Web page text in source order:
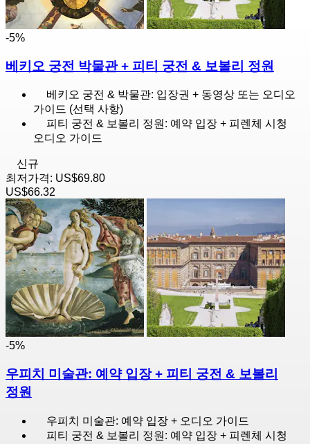
-5%
베키오 궁전 박물관 + 피티 궁전 & 보볼리 정원
베키오 궁전 & 박물관: 입장권 + 동영상 또는 오디오
가이드 (선택 사항)
피티 궁전 & 보볼리 정원: 예약 입장 + 피렌체 시청
오디오 가이드
신규
최저가격: US$69.80
US$66.32
-5%
우피치 미술관: 예약 입장 + 피티 궁전 & 보볼리
정원
우피치 미술관: 예약 입장 + 오디오 가이드
피티 궁전 & 보볼리 정원: 예약 입장 + 피렌체 시청